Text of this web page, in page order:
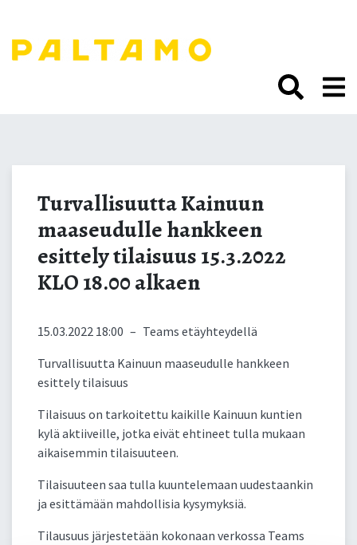
Turvallisuutta Kainuun
maaseudulle hankkeen
esittely tilaisuus
15.3.2022 KLO 18.00
alkaen
Turvallisuutta Kainuun
maaseudulle hankkeen
esittely tilaisuus 15.3.2022
KLO 18.00 alkaen
15.03.2022 18:00 – Teams etäyhteydellä
Turvallisuutta Kainuun maaseudulle hankkeen
esittely tilaisuus
Tilaisuus on tarkoitettu kaikille Kainuun kuntien
kylä aktiiveille, jotka eivät ehtineet tulla mukaan
aikaisemmin tilaisuuteen.
Tilaisuuteen saa tulla kuuntelemaan uudestaankin
ja esittämään mahdollisia kysymyksiä.
Tilausuus järjestetään kokonaan verkossa Teams